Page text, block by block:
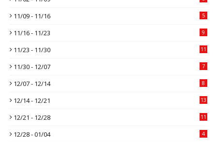
11/09 - 11/16 5
11/16 - 11/23 9
11/23 - 11/30 11
11/30 - 12/07 7
12/07 - 12/14 8
12/14 - 12/21 13
12/21 - 12/28 11
12/28 - 01/04 4